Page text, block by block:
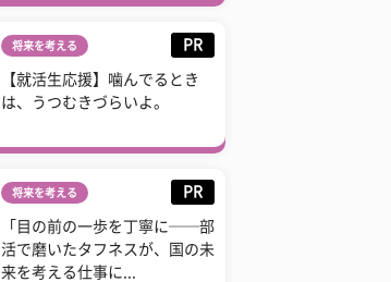
将来を考える PR
【就活生応援】噛んでるとき
は、うつむきづらいよ。
将来を考える PR
「目の前の一歩を丁寧に──部
活で磨いたタフネスが、国の未
来を考える仕事に...